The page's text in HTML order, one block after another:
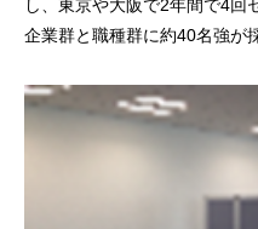
し、東京や大阪で2年間で4回
企業群と職種群に約40名強が